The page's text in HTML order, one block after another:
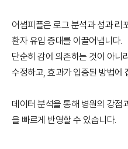
어썸피플은 로그 분석과 성과 리
환자 유입 증대를 이끌어냅니다.
단순히 감에 의존하는 것이 아니
수정하고, 효과가 입증된 방법에
데이터 분석을 통해 병원의 강점
을 빠르게 반영할 수 있습니다.